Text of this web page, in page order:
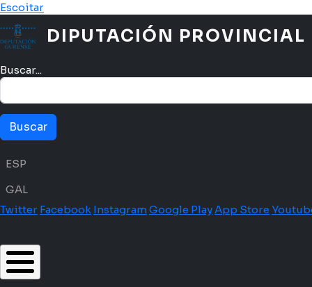
Pasar al contenido principal
Escoitar
DIPUTACIÓN PROVINCIAL
Buscar...
Menú idioma
ESP
GAL
Twitter Facebook InstagramGoogle PlayApp Store